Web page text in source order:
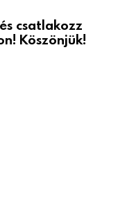
csatlakozz
Köszönjük!